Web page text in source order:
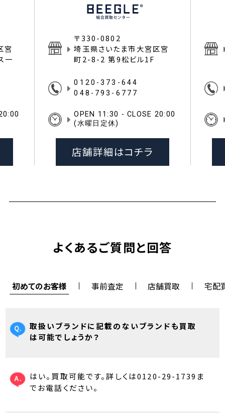
宮
一
〒330-0802
埼玉県さいたま市大宮区宮
町2-8-2 第9松ビル1F
0120-373-644
048-793-6777
OPEN 11:30 - CLOSE 20:00
(水曜日定休)
店舗詳細はコチラ
よくあるご質問と回答
初めてのお客様 事前査定 店舗買取 宅配
取扱いブランドに記載のないブランドも買取
は可能でしょうか？
はい。買取可能です。詳しくは0120-29-1739ま
でお電話ください。